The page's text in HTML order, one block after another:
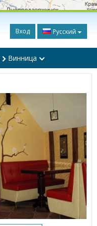
Вход Русский
Винница